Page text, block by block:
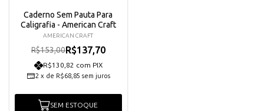
Caderno Sem Pauta Para
Caligrafia - American Craft
AMERICAN CRAFT
R$153,00R$137,70
R$130,82 com PIX
2 x de R$68,85 sem juros
SEM ESTOQUE